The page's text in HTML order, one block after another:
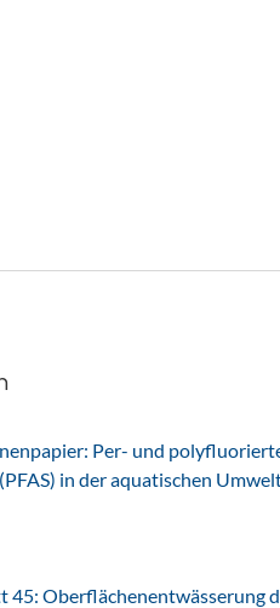
Per- und
in der aquatischen
45: Oberflächenentwässerung